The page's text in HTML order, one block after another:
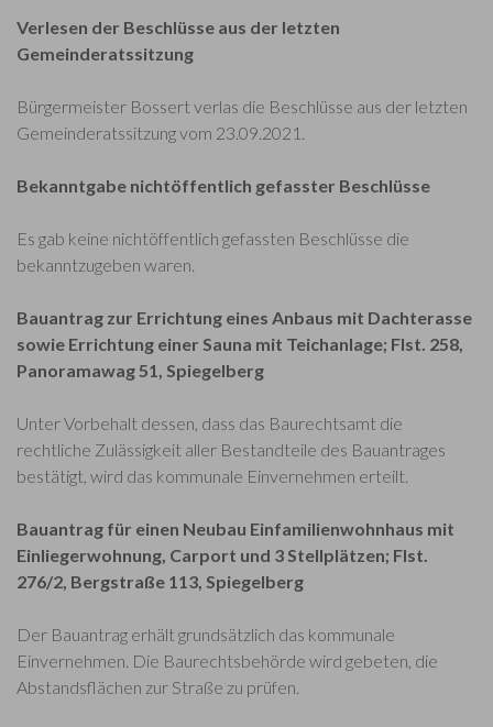
Verlesen der Beschlüsse aus der letzten
Gemeinderatssitzung
Bürgermeister Bossert verlas die Beschlüsse aus der letzten
Gemeinderatssitzung vom 23.09.2021.
Bekanntgabe nichtöffentlich gefasster Beschlüsse
Es gab keine nichtöffentlich gefassten Beschlüsse die
bekanntzugeben waren.
Bauantrag zur Errichtung eines Anbaus mit Dachterasse
sowie Errichtung einer Sauna mit Teichanlage; Flst. 258,
Panoramawag 51, Spiegelberg
Unter Vorbehalt dessen, dass das Baurechtsamt die
rechtliche Zulässigkeit aller Bestandteile des Bauantrages
bestätigt, wird das kommunale Einvernehmen erteilt.
Bauantrag für einen Neubau Einfamilienwohnhaus mit
Einliegerwohnung, Carport und 3 Stellplätzen; Flst.
276/2, Bergstraße 113, Spiegelberg
Der Bauantrag erhält grundsätzlich das kommunale
Einvernehmen. Die Baurechtsbehörde wird gebeten, die
Abstandsflächen zur Straße zu prüfen.